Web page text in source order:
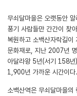
무쇠달마을은 오랫동안
풍기 사람들만 간간이 찾
복원하고 소백산자락길이
문화재로, 지난 2007년
아달라왕 5년(서기 158년
1,900년 가까운 시간이다.
소백산역은 무쇠달마을